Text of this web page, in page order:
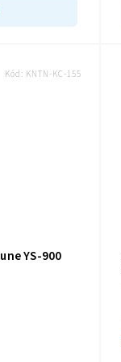
YS-900
Kód: KNTN-KC-155